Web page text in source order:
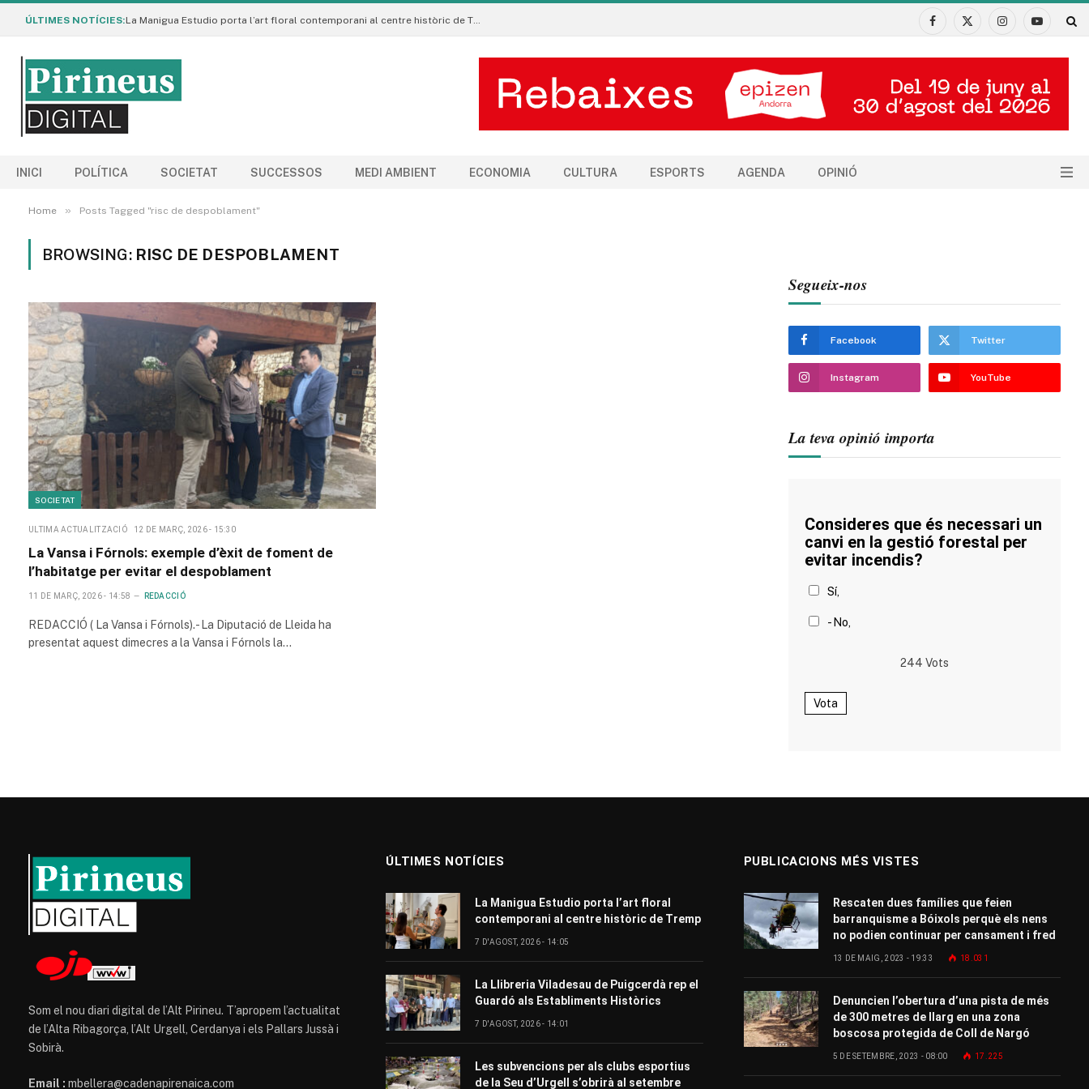
ÚLTIMES NOTÍCIES: La Manigua Estudio porta l’art floral contemporani al centre històric de Tremp
Facebook
X
InstagramYouTube
INICI POLÍTICA SOCIETAT SUCCESSOS MEDI AMBIENT ECONOMIA CULTURA ESPORTS AGENDA OPINIÓ
Home » Posts Tagged "risc de despoblament"
BROWSING: RISC DE DESPOBLAMENT
SOCIETAT
ULTIMA ACTUALITZACIÓ 12 DE MARÇ, 2026 - 15:30
La Vansa i Fórnols: exemple d’èxit de foment de
l’habitatge per evitar el despoblament
11 DE MARÇ, 2026 - 14:58 REDACCIÓ
REDACCIÓ ( La Vansa i Fórnols).- La Diputació de Lleida ha
presentat aquest dimecres a la Vansa i Fórnols la…
Segueix-nos
Facebook Twitter
Instagram YouTube
La teva opinió importa
Consideres que és necessari un
canvi en la gestió forestal per
evitar incendis?
Sí,
- No,
244 Vots
Vota
Som el nou diari digital de l’Alt Pirineu. T’apropem l’actualitat
de l’Alta Ribagorça, l’Alt Urgell, Cerdanya i els Pallars Jussà i
Sobirà.
Email : mbellera@cadenapirenaica.com
ÚLTIMES NOTÍCIES
La Manigua Estudio porta l’art floral
contemporani al centre històric de Tremp
7 D'AGOST, 2026 - 14:05
La Llibreria Viladesau de Puigcerdà rep el
Guardó als Establiments Històrics
7 D'AGOST, 2026 - 14:01
Les subvencions per als clubs esportius
de la Seu d’Urgell s’obrirà al setembre
PUBLICACIONS MÉS VISTES
Rescaten dues famílies que feien
barranquisme a Bóixols perquè els nens
no podien continuar per cansament i fred
13 DE MAIG, 2023 - 19:33 18.031
Denuncien l’obertura d’una pista de més
de 300 metres de llarg en una zona
boscosa protegida de Coll de Nargó
5 DE SETEMBRE, 2023 - 08:00 17.225